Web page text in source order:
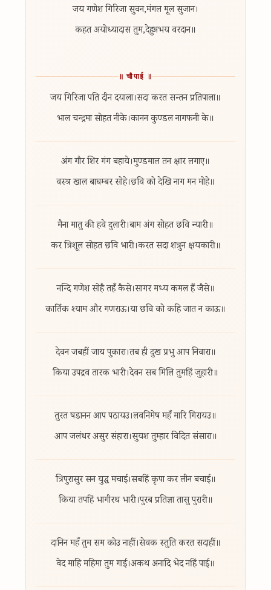
जय गणेश गिरिजा सुवन,मंगल मूल सुजान।
कहत अयोध्यादास तुम,देहु अभय वरदान॥
॥ चौपाई ॥
जय गिरिजा पति दीन दयाला।सदा करत सन्तन प्रतिपाला॥
भाल चन्द्रमा सोहत नीके।कानन कुण्डल नागफनी के॥
अंग गौर शिर गंग बहाये।मुण्डमाल तन क्षार लगाए॥
वस्त्र खाल बाघम्बर सोहे।छवि को देखि नाग मन मोहे॥
मैना मातु की हवे दुलारी।बाम अंग सोहत छवि न्यारी॥
कर त्रिशूल सोहत छवि भारी।करत सदा शत्रुन क्षयकारी॥
नन्दि गणेश सोहै तहँ कैसे।सागर मध्य कमल हैं जैसे॥
कार्तिक श्याम और गणराऊ।या छवि को कहि जात न काऊ॥
देवन जबहीं जाय पुकारा।तब ही दुख प्रभु आप निवारा॥
किया उपद्रव तारक भारी।देवन सब मिलि तुमहिं जुहारी॥
तुरत षडानन आप पठायउ।लवनिमेष महँ मारि गिरायउ॥
आप जलंधर असुर संहारा।सुयश तुम्हार विदित संसारा॥
त्रिपुरासुर सन युद्ध मचाई।सबहिं कृपा कर लीन बचाई॥
किया तपहिं भागीरथ भारी।पुरब प्रतिज्ञा तासु पुरारी॥
दानिन महँ तुम सम कोउ नाहीं।सेवक स्तुति करत सदाहीं॥
वेद माहि महिमा तुम गाई।अकथ अनादि भेद नहिं पाई॥